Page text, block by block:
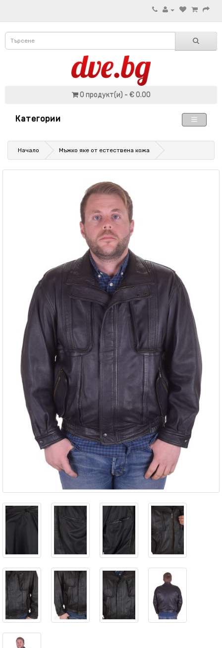
0 продукт(и) - € 0.00
Категории
Начало Мъжко яке от естествена кожа